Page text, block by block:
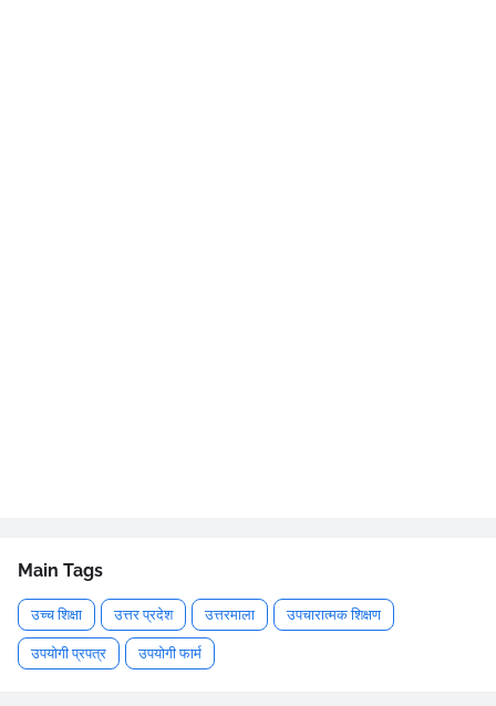
Main Tags
उच्च शिक्षा उत्तर प्रदेश उत्तरमाला उपचारात्मक शिक्षण
उपयोगी प्रपत्र उपयोगी फार्म